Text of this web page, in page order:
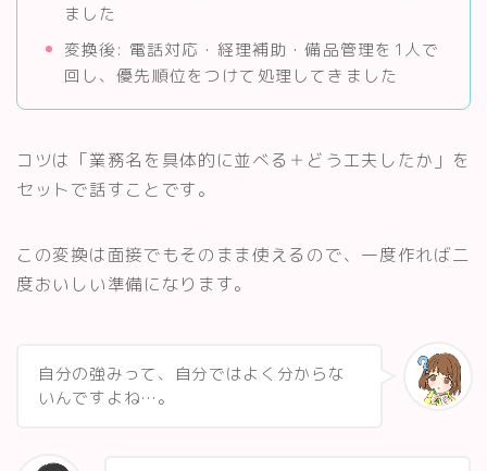
ました
変換後: 電話対応・経理補助・備品管理を1人で
回し、優先順位をつけて処理してきました
コツは「業務名を具体的に並べる＋どう工夫したか」を
セットで話すことです。
この変換は面接でもそのまま使えるので、一度作れば二
度おいしい準備になります。
自分の強みって、自分ではよく分からな
いんですよね…。